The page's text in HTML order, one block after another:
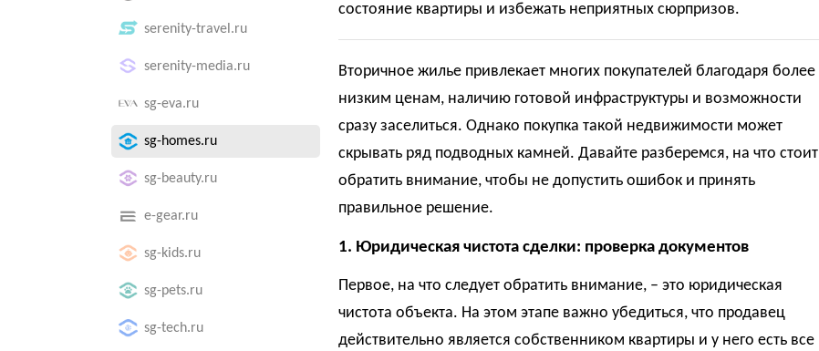
serenity-travel.ru
serenity-media.ru
sg-eva.ru
sg-homes.ru
sg-beauty.ru
e-gear.ru
sg-kids.ru
sg-pets.ru
sg-tech.ru
состояние квартиры и избежать неприятных сюрпризов.
Вторичное жилье привлекает многих покупателей благодаря более
низким ценам, наличию готовой инфраструктуры и возможности
сразу заселиться. Однако покупка такой недвижимости может
скрывать ряд подводных камней. Давайте разберемся, на что стоит
обратить внимание, чтобы не допустить ошибок и принять
правильное решение.
1. Юридическая чистота сделки: проверка документов
Первое, на что следует обратить внимание, – это юридическая
чистота объекта. На этом этапе важно убедиться, что продавец
действительно является собственником квартиры и у него есть все